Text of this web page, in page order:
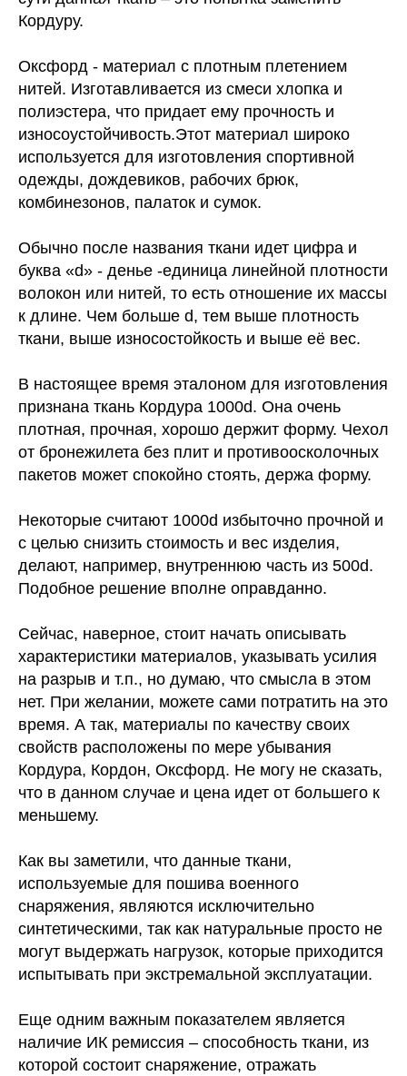
Кордуру.
Оксфорд - материал с плотным плетением
нитей. Изготавливается из смеси хлопка и
полиэстера, что придает ему прочность и
износоустойчивость.Этот материал широко
используется для изготовления спортивной
одежды, дождевиков, рабочих брюк,
комбинезонов, палаток и сумок.
Обычно после названия ткани идет цифра и
буква «d» - денье -единица линейной плотности
волокон или нитей, то есть отношение их массы
к длине. Чем больше d, тем выше плотность
ткани, выше износостойкость и выше её вес.
В настоящее время эталоном для изготовления
признана ткань Кордура 1000d. Она очень
плотная, прочная, хорошо держит форму. Чехол
от бронежилета без плит и противоосколочных
пакетов может спокойно стоять, держа форму.
Некоторые считают 1000d избыточно прочной и
с целью снизить стоимость и вес изделия,
делают, например, внутреннюю часть из 500d.
Подобное решение вполне оправданно.
Сейчас, наверное, стоит начать описывать
характеристики материалов, указывать усилия
на разрыв и т.п., но думаю, что смысла в этом
нет. При желании, можете сами потратить на это
время. А так, материалы по качеству своих
свойств расположены по мере убывания
Кордура, Кордон, Оксфорд. Не могу не сказать,
что в данном случае и цена идет от большего к
меньшему.
Как вы заметили, что данные ткани,
используемые для пошива военного
снаряжения, являются исключительно
синтетическими, так как натуральные просто не
могут выдержать нагрузок, которые приходится
испытывать при экстремальной эксплуатации.
Еще одним важным показателем является
наличие ИК ремиссия – способность ткани, из
которой состоит снаряжение, отражать